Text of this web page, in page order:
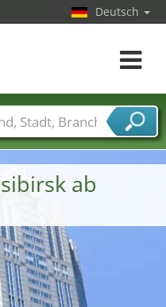
ab
Deutsch
Toggle
Städte
Branchen